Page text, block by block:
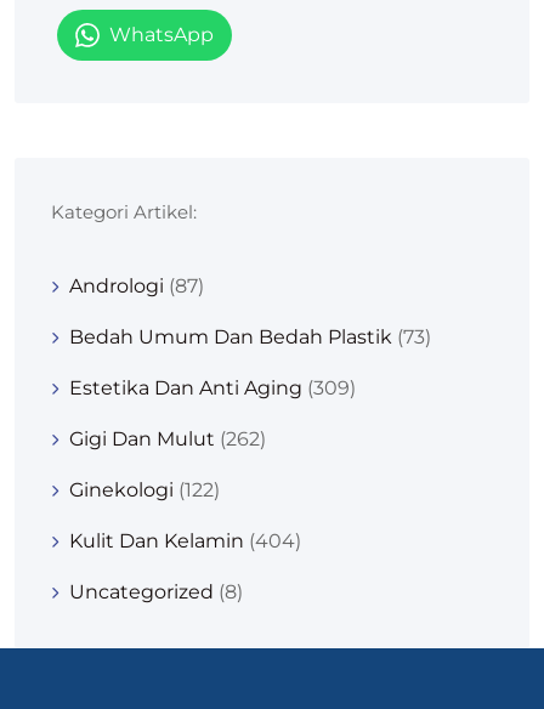
WhatsApp
Kategori Artikel:
Andrologi (87)
Bedah Umum Dan Bedah Plastik (73)
Estetika Dan Anti Aging (309)
Gigi Dan Mulut (262)
Ginekologi (122)
Kulit Dan Kelamin (404)
Uncategorized (8)